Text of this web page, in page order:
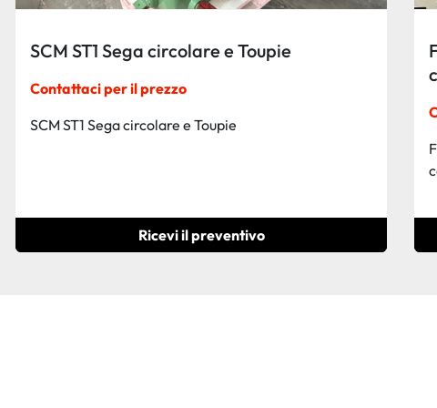
Fiorenza Troncatrice automatica a 45°,
Ricevi il preventivo